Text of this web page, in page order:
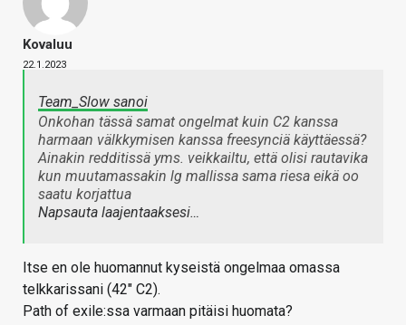
Kovaluu
22.1.2023
Team_Slow sanoi
Onkohan tässä samat ongelmat kuin C2 kanssa
harmaan välkkymisen kanssa freesynciä käyttäessä?
Ainakin redditissä yms. veikkailtu, että olisi rautavika
kun muutamassakin lg mallissa sama riesa eikä oo
saatu korjattua
Napsauta laajentaaksesi…
Itse en ole huomannut kyseistä ongelmaa omassa
telkkarissani (42" C2).
Path of exile:ssa varmaan pitäisi huomata?